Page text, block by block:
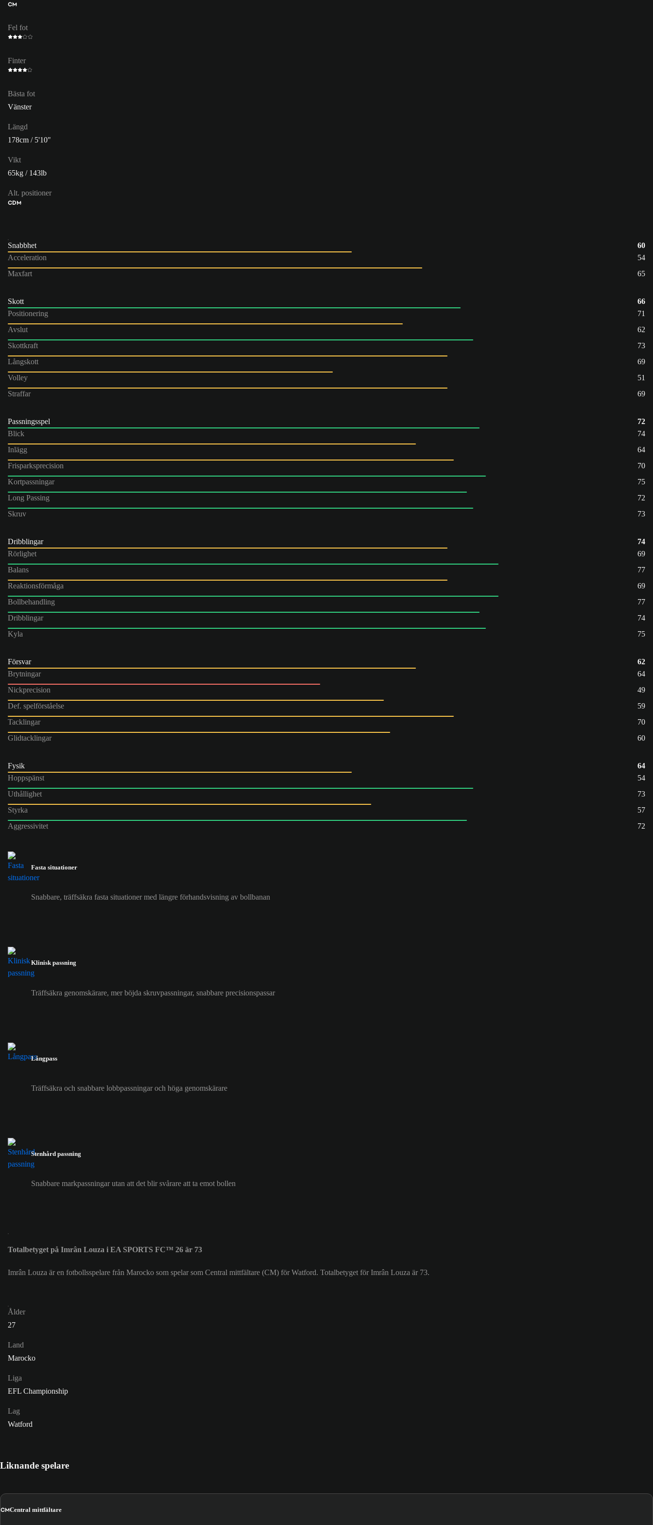
CM
Fel fot
Finter
Bästa fot
Vänster
Längd
178cm / 5'10"
Vikt
65kg / 143lb
Alt. positioner
CDM
Snabbhet
60
Acceleration
54
Maxfart
65
Skott
66
Positionering
71
Avslut
62
Skottkraft
73
Långskott
69
Volley
51
Straffar
69
Passningsspel
72
Blick
74
Inlägg
64
Frisparksprecision
70
Kortpassningar
75
Long Passing
72
Skruv
73
Dribblingar
74
Rörlighet
69
Balans
77
Reaktionsförmåga
69
Bollbehandling
77
Dribblingar
74
Kyla
75
Försvar
62
Brytningar
64
Nickprecision
49
Def. spelförståelse
59
Tacklingar
70
Glidtacklingar
60
Fysik
64
Hoppspänst
54
Uthållighet
73
Styrka
57
Aggressivitet
72
Fasta situationer
Snabbare, träffsäkra fasta situationer med längre förhandsvisning av bollbanan
Klinisk passning
Träffsäkra genomskärare, mer böjda skruvpassningar, snabbare precisionspassar
Långpass
Träffsäkra och snabbare lobbpassningar och höga genomskärare
Stenhård passning
Snabbare markpassningar utan att det blir svårare att ta emot bollen
Totalbetyget på Imrân Louza i EA SPORTS FC™ 26 är 73
Imrân Louza är en fotbollsspelare från Marocko som spelar som Central mittfältare (CM) för Watford. Totalbetyget för Imrân Louza är 73.
Ålder
27
Land
Marocko
Liga
EFL Championship
Lag
Watford
Liknande spelare
CMCentral mittfältare